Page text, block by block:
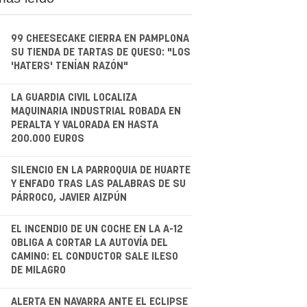
99 CHEESECAKE CIERRA EN PAMPLONA
SU TIENDA DE TARTAS DE QUESO: "LOS
'HATERS' TENÍAN RAZÓN"
LA GUARDIA CIVIL LOCALIZA
MAQUINARIA INDUSTRIAL ROBADA EN
PERALTA Y VALORADA EN HASTA
200.000 EUROS
SILENCIO EN LA PARROQUIA DE HUARTE
Y ENFADO TRAS LAS PALABRAS DE SU
PÁRROCO, JAVIER AIZPÚN
EL INCENDIO DE UN COCHE EN LA A-12
OBLIGA A CORTAR LA AUTOVÍA DEL
CAMINO: EL CONDUCTOR SALE ILESO
DE MILAGRO
ALERTA EN NAVARRA ANTE EL ECLIPSE